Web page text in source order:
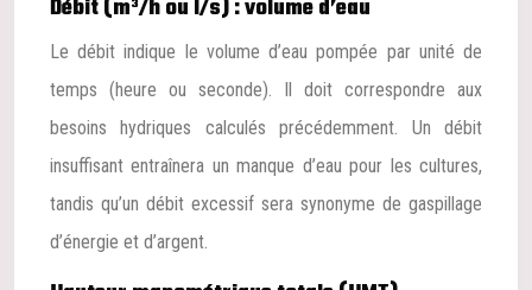
Débit (m³/h ou l/s) : volume d’eau
Le débit indique le volume d’eau pompée par unité de
temps (heure ou seconde). Il doit correspondre aux
besoins hydriques calculés précédemment. Un débit
insuffisant entraînera un manque d’eau pour les cultures,
tandis qu’un débit excessif sera synonyme de gaspillage
d’énergie et d’argent.